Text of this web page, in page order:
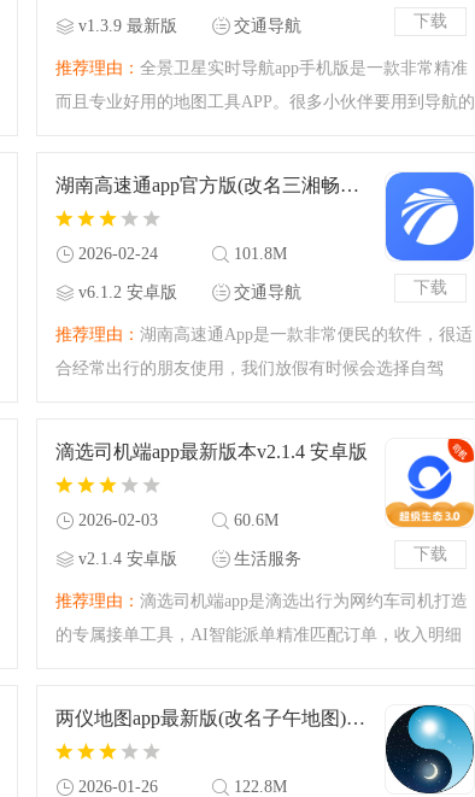
下载
v1.3.9 最新版 交通导航
推荐理由： 全景卫星实时导航app手机版是一款非常精准
而且专业好用的地图工具APP。很多小伙伴要用到导航的
也是准备了这个全景卫星实时导航app手机版，精准好
下载
湖南高速通app官方版(改名三湘畅行)v6.1.2 安卓版
2026-02-24 101.8M
v6.1.2 安卓版 交通导航
推荐理由： 湖南高速通App是一款非常便民的软件，很适
合经常出行的朋友使用，我们放假有时候会选择自驾
一键导航，还可以查询限速、流量等信息，还有景点推
下载
滴选司机端app最新版本v2.1.4 安卓版
2026-02-03 60.6M
v2.1.4 安卓版 生活服务
推荐理由： 滴选司机端app是滴选出行为网约车司机打造
的专属接单工具，AI智能派单精准匹配订单，收入明细
还能绑定粉丝乘客享返利，多维度提升司机综合收益，
两仪地图app最新版(改名子午地图)v2.0.22 官方版
2026-01-26 122.8M